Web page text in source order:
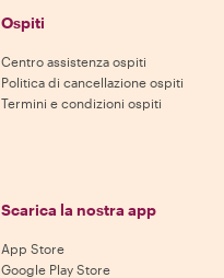
Ospiti
Centro assistenza ospiti
Politica di cancellazione ospiti
Termini e condizioni ospiti
Scarica la nostra app
App Store
Google Play Store